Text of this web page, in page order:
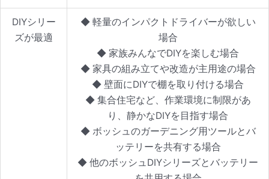
DIYシリー
ズが最適
◆ 軽量のインパクトドライバーが欲しい
場合
◆ 家族みんなでDIYを楽しむ場合
◆ 家具の組み立てや改造が主用途の場合
◆ 壁面にDIYで棚を取り付ける場合
◆ 集合住宅など、作業環境に制限があ
り、静かなDIYを目指す場合
◆ ボッシュのガーデニング用ツールとバ
ッテリーを共有する場合
◆ 他のボッシュDIYシリーズとバッテリー